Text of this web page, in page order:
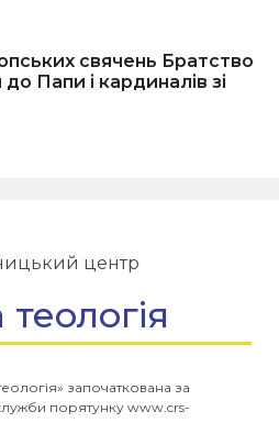
свячень Братство
Папи і кардиналів зі
центр
започаткована за
порятунку www.crs-